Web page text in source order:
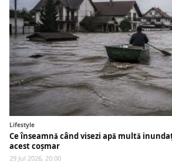
Lifestyle
Ce înseamnă când visezi apă multă
acest coșmar
29 Jul 2026, 20:00